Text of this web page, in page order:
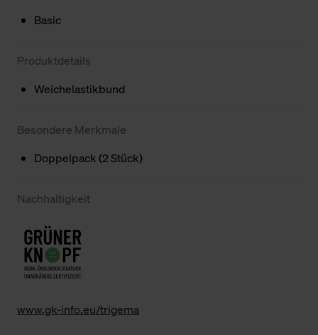
Basic
Produktdetails
Weichelastikbund
Besondere Merkmale
Doppelpack (2 Stück)
Nachhaltigkeit
www.gk-info.eu/trigema